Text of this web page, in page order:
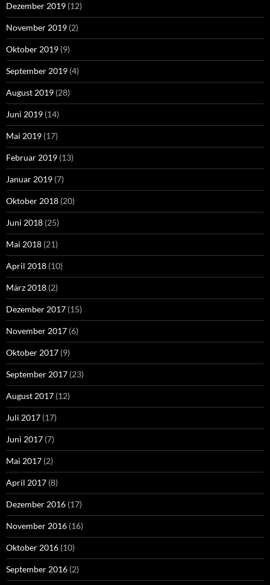
Dezember 2019 (12)
November 2019 (2)
Oktober 2019 (9)
September 2019 (4)
August 2019 (28)
Juni 2019 (14)
Mai 2019 (17)
Februar 2019 (13)
Januar 2019 (7)
Oktober 2018 (20)
Juni 2018 (25)
Mai 2018 (21)
April 2018 (10)
März 2018 (2)
Dezember 2017 (15)
November 2017 (6)
Oktober 2017 (9)
September 2017 (23)
August 2017 (12)
Juli 2017 (17)
Juni 2017 (7)
Mai 2017 (2)
April 2017 (8)
Dezember 2016 (17)
November 2016 (16)
Oktober 2016 (10)
September 2016 (2)